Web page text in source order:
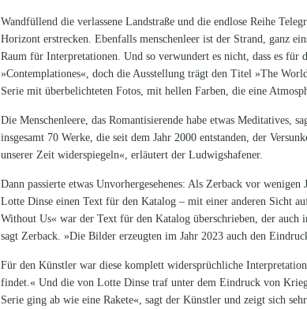
Wandfüllend die verlassene Landstraße und die endlose Reihe
Horizont erstrecken. Ebenfalls menschenleer ist der Strand, ganz
Raum für Interpretationen. Und so verwundert es nicht, dass es
»Contemplationes«, doch die Ausstellung trägt den Titel »The
Serie mit überbelichteten Fotos, mit hellen Farben, die eine
Die Menschenleere, das Romantisierende habe etwas Meditatives,
insgesamt 70 Werke, die seit dem Jahr 2000 entstanden, der
unserer Zeit widerspiegeln«, erläutert der Ludwigshafener.
Dann passierte etwas Unvorhergesehenes: Als Zerback vor
Lotte Dinse einen Text für den Katalog – mit einer anderen Sicht
Without Us« war der Text für den Katalog überschrieben, der
sagt Zerback. »Die Bilder erzeugten im Jahr 2023 auch den
Für den Künstler war diese komplett widersprüchliche
findet.« Und die von Lotte Dinse traf unter dem Eindruck von
Serie ging ab wie eine Rakete«, sagt der Künstler und zeigt sich